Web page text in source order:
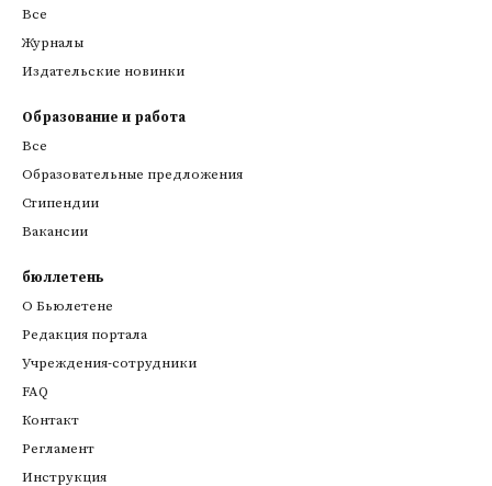
Все
Журналы
Издательские новинки
Образование и работа
Все
Образовательные предложения
Стипендии
Вакансии
бюллетень
О Бьюлетене
Редакция портала
Учреждения-сотрудники
FAQ
Контакт
Регламент
Инструкция